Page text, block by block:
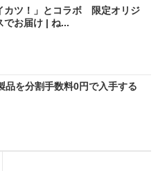
カツ！」とコラボ 限定オリジ
でお届け | ね...
品を分割手数料0円で入手する